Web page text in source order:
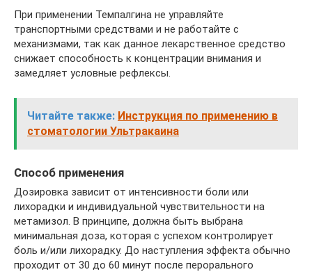
При применении Темпалгина не управляйте
транспортными средствами и не работайте с
механизмами, так как данное лекарственное средство
снижает способность к концентрации внимания и
замедляет условные рефлексы.
Читайте также: Инструкция по применению в
стоматологии Ультракаина
Способ применения
Дозировка зависит от интенсивности боли или
лихорадки и индивидуальной чувствительности на
метамизол. В принципе, должна быть выбрана
минимальная доза, которая с успехом контролирует
боль и/или лихорадку. До наступления эффекта обычно
проходит от 30 до 60 минут после перорального